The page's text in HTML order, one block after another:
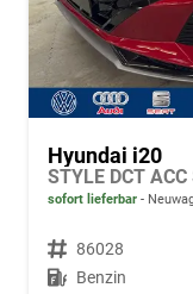
Hyundai i20
STYLE DCT
sofort lieferbar
Fahrzeugnr. 86028
Kraftstoff Benzin